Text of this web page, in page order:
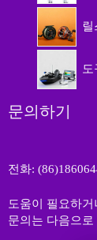
릴
도
문의하기
전화:
도움이 필요하
문의는 다음으로